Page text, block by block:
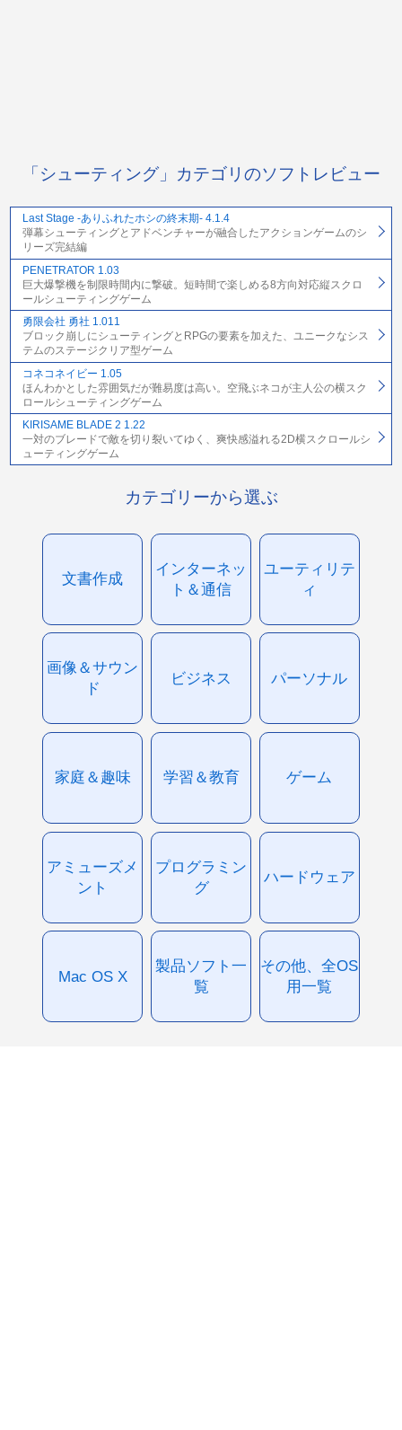
「シューティング」カテゴリのソフトレビュー
Last Stage -ありふれたホシの終末期- 4.1.4
弾幕シューティングとアドベンチャーが融合したアクションゲームのシ
リーズ完結編
PENETRATOR 1.03
巨大爆撃機を制限時間内に撃破。短時間で楽しめる8方向対応縦スクロ
ールシューティングゲーム
勇限会社 勇社 1.011
ブロック崩しにシューティングとRPGの要素を加えた、ユニークなシス
テムのステージクリア型ゲーム
コネコネイビー 1.05
ほんわかとした雰囲気だが難易度は高い。空飛ぶネコが主人公の横スク
ロールシューティングゲーム
KIRISAME BLADE 2 1.22
一対のブレードで敵を切り裂いてゆく、爽快感溢れる2D横スクロールシ
ューティングゲーム
カテゴリーから選ぶ
文書作成
インターネッ
ト＆通信
ユーティリテ
ィ
画像＆サウン
ド
ビジネス パーソナル
家庭＆趣味 学習＆教育 ゲーム
アミューズメ
ント
プログラミン
グ
ハードウェア
Mac OS X
製品ソフト一
覧
その他、全OS
用一覧